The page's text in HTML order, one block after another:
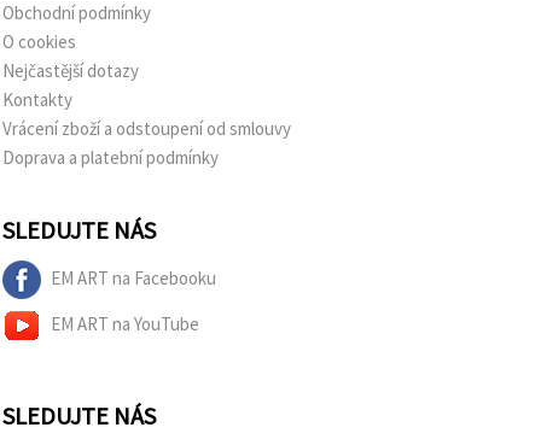
Obchodní podmínky
O cookies
Nejčastější dotazy
Kontakty
Vrácení zboží a odstoupení od smlouvy
Doprava a platební podmínky
SLEDUJTE NÁS
EM ART na Facebooku
EM ART na YouTube
SLEDUJTE NÁS